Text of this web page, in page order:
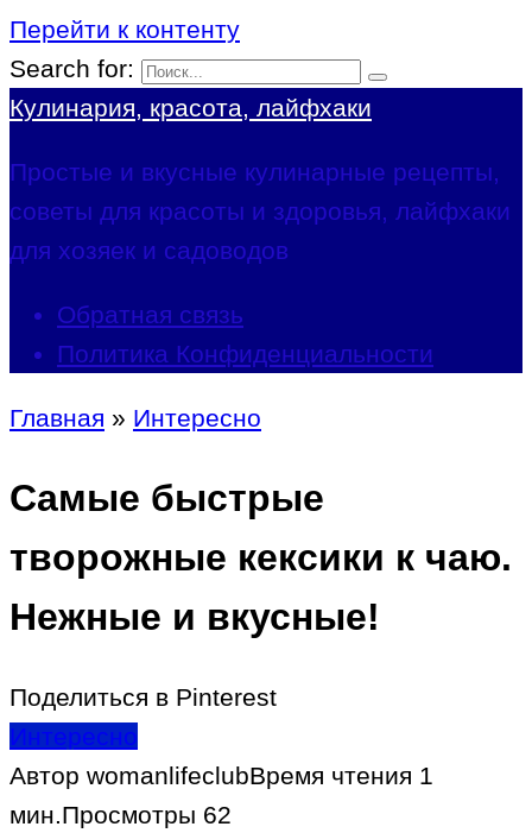
Перейти к контенту
Search for:
Кулинария, красота, лайфхаки
Простые и вкусные кулинарные рецепты,
советы для красоты и здоровья, лайфхаки
для хозяек и садоводов
Обратная связь
Политика Конфиденциальности
Главная » Интересно
Самые быстрые
творожные кексики к чаю.
Нежные и вкусные!
Поделиться в Pinterest
Интересно
Автор womanlifeclubВремя чтения 1
мин.Просмотры 62